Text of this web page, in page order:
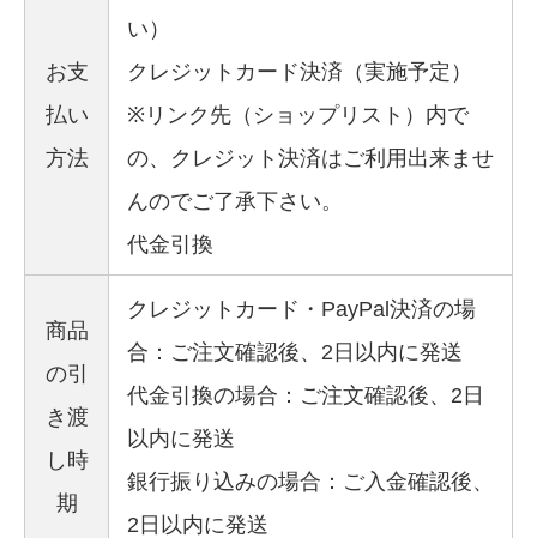
お支
払い
方法
い）
クレジットカード決済（実施予定）
※リンク先（ショップリスト）内で
の、クレジット決済はご利用出来ませ
んのでご了承下さい。
代金引換
商品
の引
き渡
し時
期
クレジットカード・PayPal決済の場
合：ご注文確認後、2日以内に発送
代金引換の場合：ご注文確認後、2日
以内に発送
銀行振り込みの場合：ご入金確認後、
2日以内に発送